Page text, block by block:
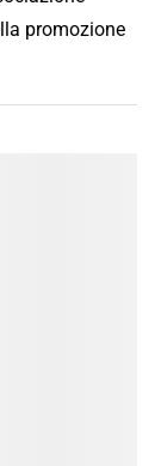
promozione